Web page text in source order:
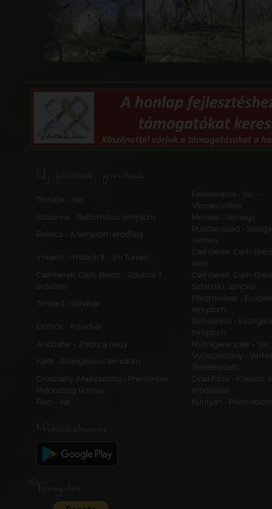
Új feltöltések, frissítések
Tornalja - Vár
Feketeváros - Vár -
Városerődítés
Szalonna - Református templom
Meszes - Várhegy
Rakaca - A templom erődfala
Pusztacsalád -
várhely
Imbach - Imbach II., „Im Turner”
Csehberek, Cseh-
vára
Csehberek, Cseh-Brézó - Szlatina II.
erődítés
Csehberek, Cseh-
Szlatina I. sáncvár
Tömörd - Ilonavár
Háromudvar -
templom
Dömös - Árpádvár
Rimabrézó -
templom
Alsócsitár - Zsibrica hegy
Nyitragerencsér - Vár
Kiéte - Evangélikus templom
Vulkapordány -
(feltételezett)
Oroszlány (Majkpuszta) - Premontrei
Prépostság Romjai
Cibakháza - Kiserőd,
erődítések
Rezi - Vár
Kurityán - Pálos
Mobilalkalmazás
Támogatás